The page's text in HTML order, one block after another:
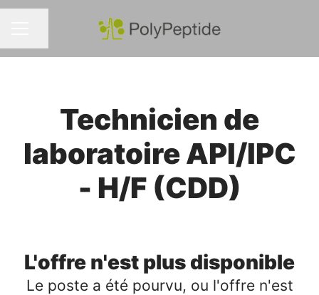
Partager la page
Technicien de
laboratoire API/IPC
- H/F (CDD)
L'offre n'est plus disponible
Le poste a été pourvu, ou l'offre n'est